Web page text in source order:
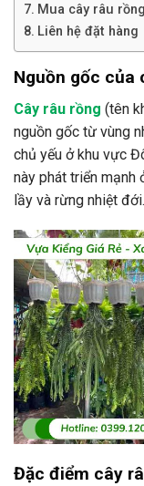
Mua cây râu
Liên hệ đặt hàng
Nguồn gốc của
Cây râu rồng (tên
nguồn gốc từ vùng
chủ yếu ở khu vực
này phát triển
lầy và rừng nhiệt đới.
Đặc điểm cây